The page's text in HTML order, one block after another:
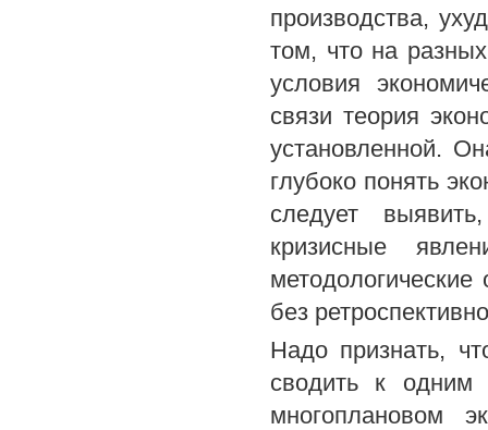
производства,
том, что на
условия
связи теория
установленной.
глубоко понять
следует
кризисные
без
Надо признать,
сводить к одним
многоплановом